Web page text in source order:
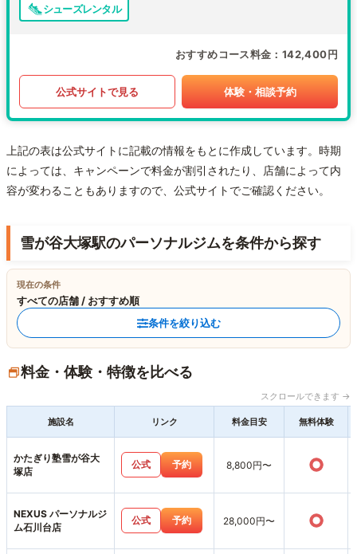
シューズレンタル
おすすめコース料金 142,400円
公式サイトで見る 体験・相談予約
上記の表は公式サイトに記載の情報をもとに作成しています。時期
によっては、キャンペーンで料金が割引されたり、店舗によって内
容が変わることもありますので、公式サイトでご確認ください。
雪が谷大塚駅のパーソナルジムを条件から探す
現在の条件
すべての店舗 / おすすめ順
条件を絞り込む
料金・体験・特徴を比べる
スクロールできます →
施設名 リンク 料金目安 無料体験
かたぎり塾雪が谷大
塚店
公式 予約 8,800円〜 ○
NEXUS パーソナルジ
ム石川台店
公式 予約 28,000円〜 ○